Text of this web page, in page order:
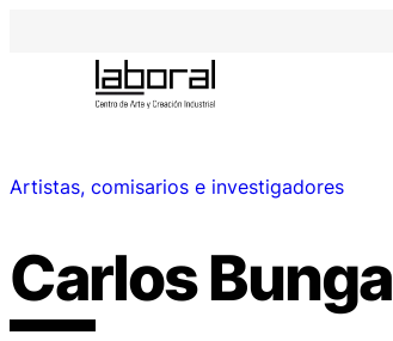
Artistas, comisarios e investigadores
Carlos Bunga